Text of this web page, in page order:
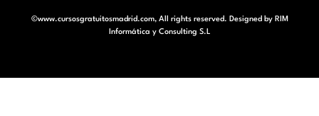
©www.cursosgratuitosmadrid.com, All rights reserved. Designed by RIM
Informática y Consulting S.L